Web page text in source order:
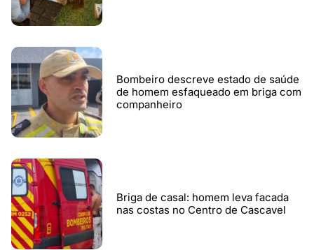
Bombeiro descreve estado de saúde
de homem esfaqueado em briga com
companheiro
Briga de casal: homem leva facada
nas costas no Centro de Cascavel